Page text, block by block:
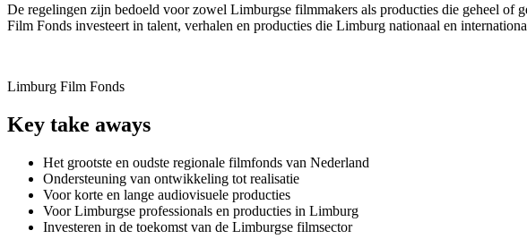
De regelingen zijn bedoeld voor zowel Limburgse filmmakers als producties die geheel
Film Fonds investeert in talent, verhalen en producties die Limburg nationaal en
Limburg Film Fonds
Key take aways
Het grootste en oudste regionale filmfonds van Nederland
Ondersteuning van ontwikkeling tot realisatie
Voor korte en lange audiovisuele producties
Voor Limburgse professionals en producties in Limburg
Investeren in de toekomst van de Limburgse filmsector